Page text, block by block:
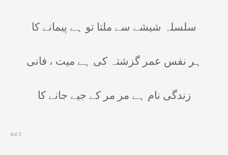
سلسلہ شیشے سے ملتا تو ہے پیمانے کا
ہر نفس عمر گزشتہ کی ہے میت ، فانی
زندگی نام ہے مر مر کے جیے جانے کا
Ad 2